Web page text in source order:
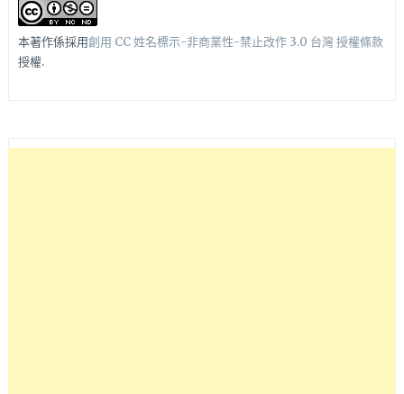
本著作係採用創用 CC 姓名標示-非商業性-禁止改作 3.0 台灣 授權條款
授權.